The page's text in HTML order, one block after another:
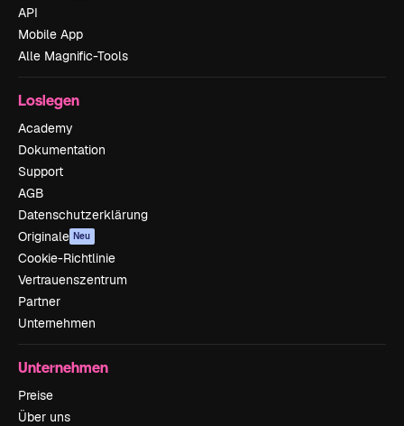
API
Mobile App
Alle Magnific-Tools
Loslegen
Academy
Dokumentation
Support
AGB
Datenschutzerklärung
Originale Neu
Cookie-Richtlinie
Vertrauenszentrum
Partner
Unternehmen
Unternehmen
Preise
Über uns